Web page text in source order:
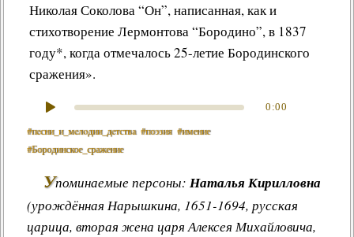
Николая Соколова “Он”, написанная, как и
стихотворение Лермонтова “Бородино”, в 1837
году*, когда отмечалось 25-летие Бородинского
сражения».
0:00
#пeсни_и_мeлoдии_дeтствa #поэзия #имение
#Бородинское_сражение
Упоминаемые персоны: Наталья Кирилловна
(урождённая Нарышкина, 1651-1694, русская
царица, вторая жена царя Алексея Михайловича,